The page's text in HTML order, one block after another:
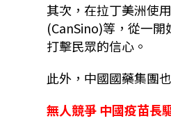
其次，在拉丁美洲使
(CanSino)等，從一
打擊民眾的信心。
此外，中國​國藥集團
無人競爭 中國疫苗長